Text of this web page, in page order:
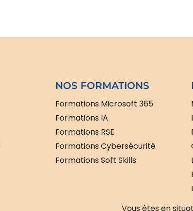
NOS FORMATIONS
Formations Microsoft 365
Formations IA
Formations RSE
Formations Cybersécurité
Formations Soft Skills
Vous êtes en